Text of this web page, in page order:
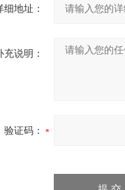
细地址：
充说明：
验证码：